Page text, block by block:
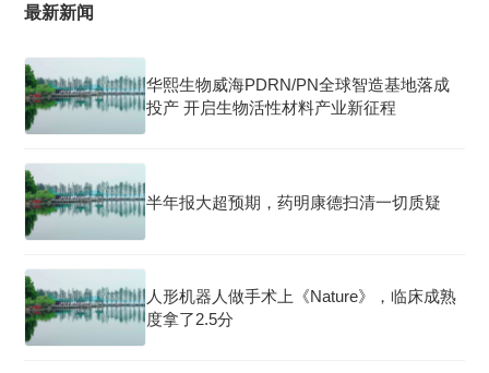
最新新闻
华熙生物威海PDRN/PN全球智造基地落成
投产 开启生物活性材料产业新征程
半年报大超预期，药明康德扫清一切质疑
人形机器人做手术上《Nature》，临床成熟
度拿了2.5分